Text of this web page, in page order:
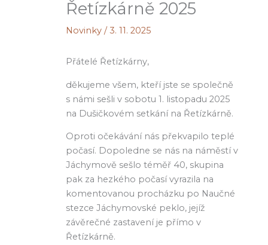
Řetízkárně 2025
Novinky /3. 11. 2025
Přátelé Řetízkárny,
děkujeme všem, kteří jste se společně
s námi sešli v sobotu 1. listopadu 2025
na Dušičkovém setkání na Řetízkárně.
Oproti očekávání nás překvapilo teplé
počasí. Dopoledne se nás na náměstí v
Jáchymově sešlo téměř 40, skupina
pak za hezkého počasí vyrazila na
komentovanou procházku po Naučné
stezce Jáchymovské peklo, jejíž
závěrečné zastavení je přímo v
Řetízkárně.